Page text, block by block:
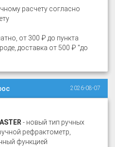
расчету согласно
от 300 ₽ до пункта
доставка от 500 ₽ "до
2026-08-07
- новый тип ручных
рефрактометр,
функцией